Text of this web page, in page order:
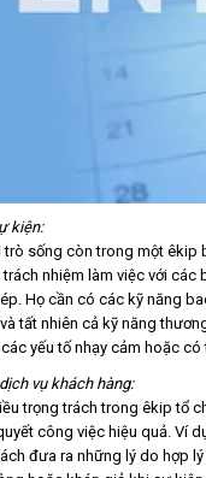
kiện:
sống còn trong một
nhiệm làm việc với
Họ cần có các kỹ năng
tất nhiên cả kỹ năng
yếu tố nhạy cảm hoặc có
vụ khách hàng:
trọng trách trong êkip tổ
công việc hiệu quả. Ví
đưa ra những lý do hợp